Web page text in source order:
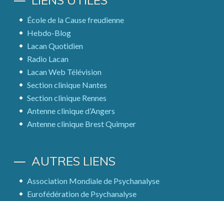
École de la Cause freudienne
Hebdo-Blog
Lacan Quotidien
Radio Lacan
Lacan Web Télévision
Section clinique Nantes
Section clinique Rennes
Antenne clinique d’Angers
Antenne clinique Brest Quimper
AUTRES LIENS
Association Mondiale de Psychanalyse
Eurofédération de Psychanalyse